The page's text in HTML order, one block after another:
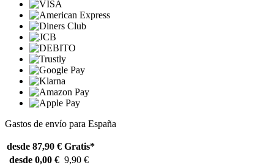
Gastos de envío para España
desde 87,90 € Gratis*
desde 0,00 € 9,90 €